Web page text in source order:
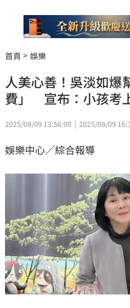
首頁 娛樂
人美心善！吳淡如爆
費」 宣布：小孩考
2025/08/09 13:56:00 2025/08/09
娛樂中心／綜合報導